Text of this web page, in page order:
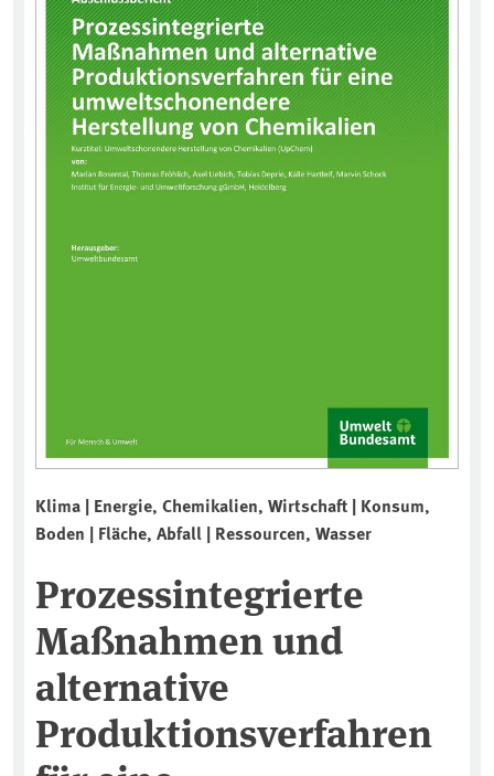
Klima | Energie, Chemikalien, Wirtschaft | Konsum,
Boden | Fläche, Abfall | Ressourcen, Wasser
Prozessintegrierte
Maßnahmen und
alternative
Produktionsverfahren